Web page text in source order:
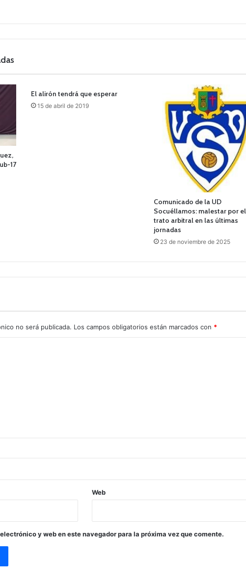
17
El alirón tendrá que esperar
15 de abril de 2019
Comunicado de la UD
Socuéllamos: malestar por el
trato arbitral en las últimas
jornadas
23 de noviembre de 2025
no será publicada. Los campos obligatorios están marcados con *
Web
y web en este navegador para la próxima vez que comente.